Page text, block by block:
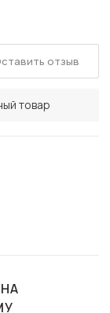
товар
отзыв